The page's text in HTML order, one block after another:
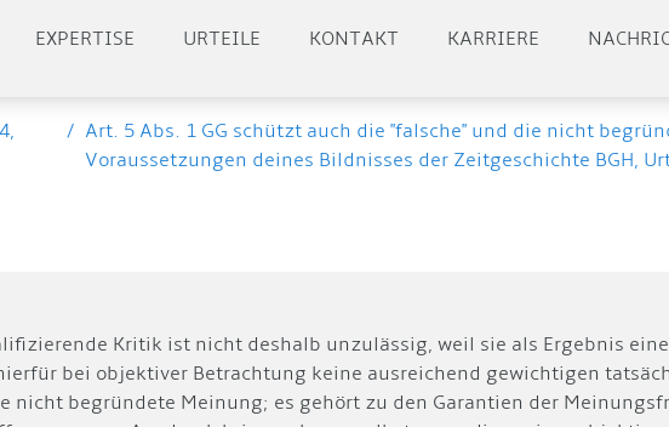
EXPERTISE URTEILE KONTAKT KARRIERE
/ Art. 5 Abs. 1 GG schützt auch die "falsche" und die nicht
Voraussetzungen deines Bildnisses der Zeitgeschichte BGH,
Kritik ist nicht deshalb unzulässig, weil sie als Ergebnis
bei objektiver Betrachtung keine ausreichend gewichtigen
nicht begründete Meinung; es gehört zu den Garantien der